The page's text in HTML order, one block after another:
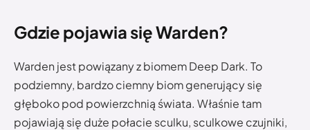
Gdzie pojawia się Warden?
Warden jest powiązany z biomem Deep Dark. To
podziemny, bardzo ciemny biom generujący się
głęboko pod powierzchnią świata. Właśnie tam
pojawiają się duże połacie sculku, sculkowe czujniki,